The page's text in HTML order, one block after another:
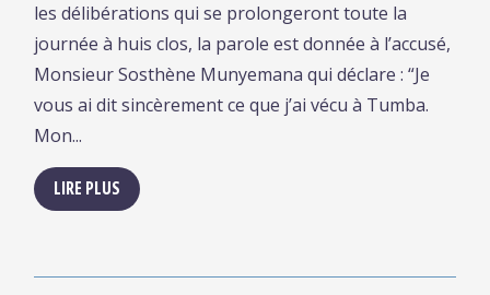
les délibérations qui se prolongeront toute la
journée à huis clos, la parole est donnée à l’accusé,
Monsieur Sosthène Munyemana qui déclare : “Je
vous ai dit sincèrement ce que j’ai vécu à Tumba.
Mon...
LIRE PLUS